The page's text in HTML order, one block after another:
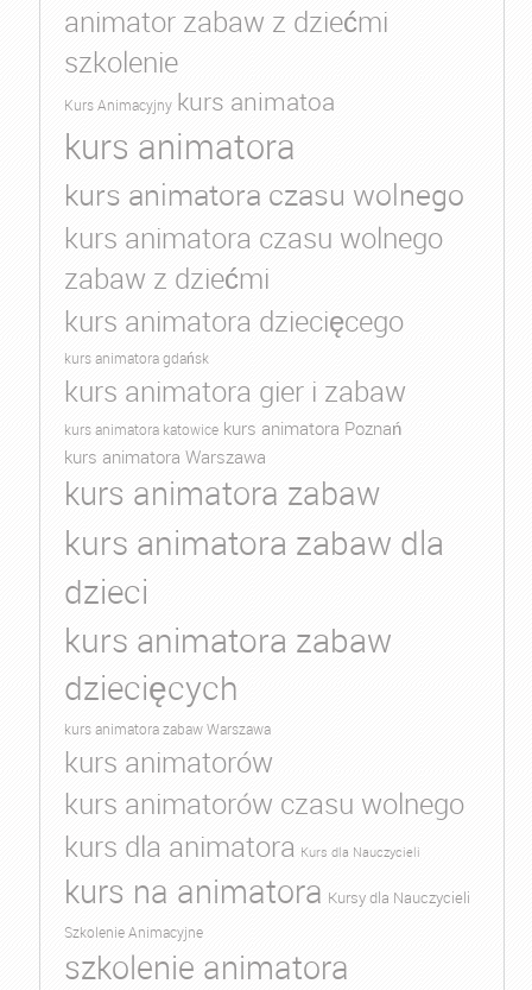
animator zabaw z dziećmi
szkolenie
Kurs Animacyjny kurs animatoa
kurs animatora
kurs animatora czasu wolnego
kurs animatora czasu wolnego
zabaw z dziećmi
kurs animatora dziecięcego
kurs animatora gdańsk
kurs animatora gier i zabaw
kurs animatora katowice kurs animatora Poznań
kurs animatora Warszawa
kurs animatora zabaw
kurs animatora zabaw dla
dzieci
kurs animatora zabaw
dziecięcych
kurs animatora zabaw Warszawa
kurs animatorów
kurs animatorów czasu wolnego
kurs dla animatora Kurs dla Nauczycieli
kurs na animatora Kursy dla Nauczycieli
Szkolenie Animacyjne
szkolenie animatora